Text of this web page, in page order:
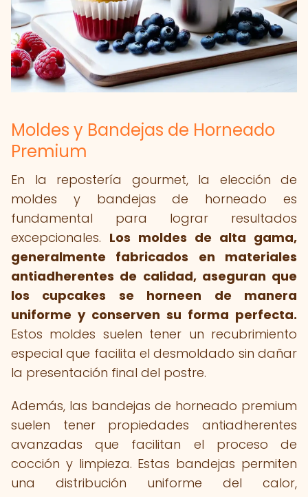
Moldes y Bandejas de Horneado
Premium
En la repostería gourmet, la elección de
moldes y bandejas de horneado es
fundamental para lograr resultados
excepcionales. Los moldes de alta gama,
generalmente fabricados en materiales
antiadherentes de calidad, aseguran que
los cupcakes se horneen de manera
uniforme y conserven su forma perfecta.
Estos moldes suelen tener un recubrimiento
especial que facilita el desmoldado sin dañar
la presentación final del postre.
Además, las bandejas de horneado premium
suelen tener propiedades antiadherentes
avanzadas que facilitan el proceso de
cocción y limpieza. Estas bandejas permiten
una distribución uniforme del calor,